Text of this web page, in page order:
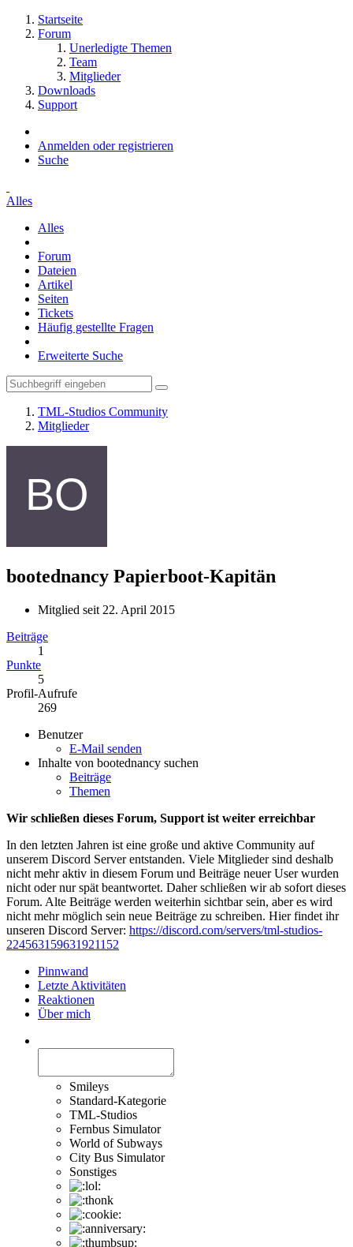
Startseite
Forum
Unerledigte Themen
Team
Mitglieder
Downloads
Support
Anmelden oder registrieren
Suche
Alles
Alles
Forum
Dateien
Artikel
Seiten
Tickets
Häufig gestellte Fragen
Erweiterte Suche
TML-Studios Community
Mitglieder
bootednancy Papierboot-Kapitän
Mitglied seit 22. April 2015
Beiträge
1
Punkte
5
Profil-Aufrufe
269
Benutzer
E-Mail senden
Inhalte von bootednancy suchen
Beiträge
Themen
Wir schließen dieses Forum, Support ist weiter erreichbar
In den letzten Jahren ist eine große und aktive Community auf
unserem Discord Server entstanden. Viele Mitglieder sind deshalb
nicht mehr aktiv in diesem Forum und Beiträge neuer User wurden
nicht oder nur spät beantwortet. Daher schließen wir ab sofort dieses
Forum. Alte Beiträge werden weiterhin sichtbar sein, aber es wird
nicht mehr möglich sein neue Beiträge zu schreiben. Hier findet ihr
unseren Discord Server: https://discord.com/servers/tml-studios-
224563159631921152
Pinnwand
Letzte Aktivitäten
Reaktionen
Über mich
Smileys
Standard-Kategorie
TML-Studios
Fernbus Simulator
World of Subways
City Bus Simulator
Sonstiges